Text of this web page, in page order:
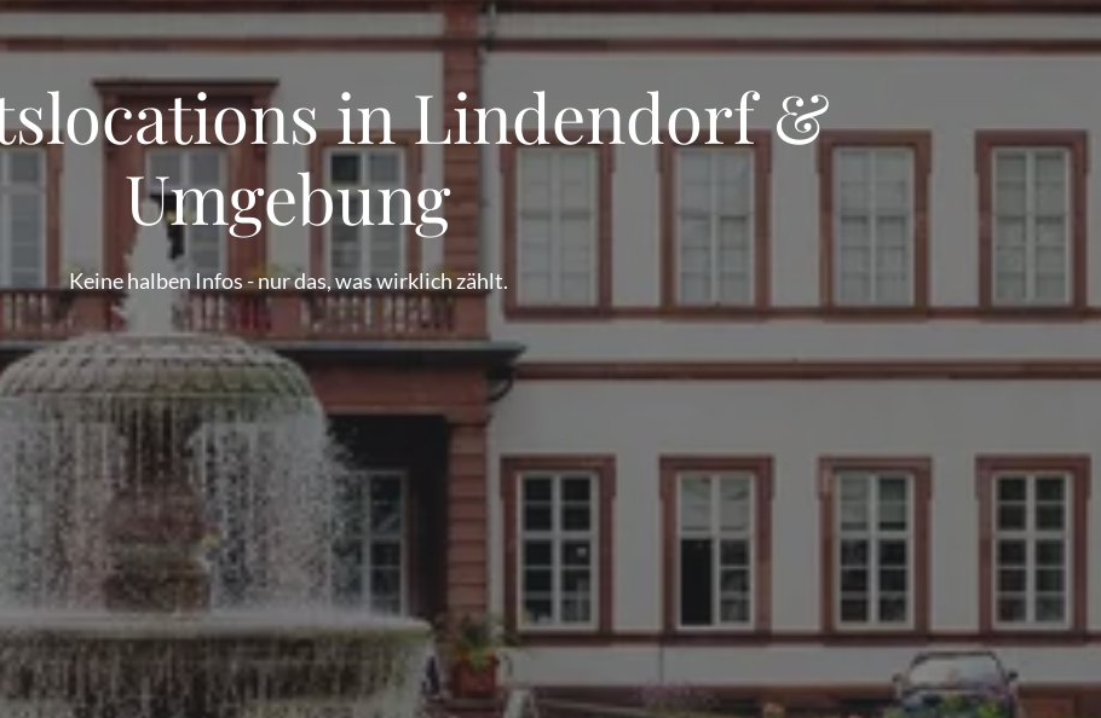
in Lindendorf &
Umgebung
Keine halben Infos - nur das, was wirklich zählt.